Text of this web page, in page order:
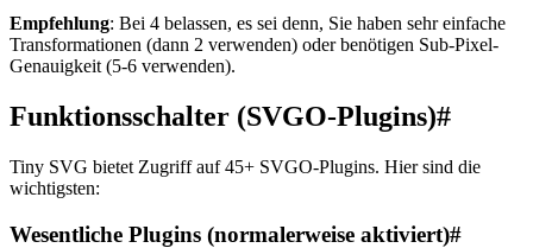
Empfehlung: Bei 4 belassen, es sei denn, Sie haben sehr einfache
Transformationen (dann 2 verwenden) oder benötigen Sub-Pixel-
Genauigkeit (5-6 verwenden).
Funktionsschalter (SVGO-Plugins)#
Tiny SVG bietet Zugriff auf 45+ SVGO-Plugins. Hier sind die
wichtigsten:
Wesentliche Plugins (normalerweise aktiviert)#